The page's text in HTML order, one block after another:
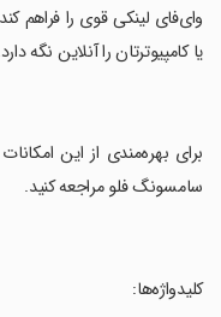
وای‌فای لینکی قوی را فراهم
یا کامپیوترتان را آنلاین نگه
‏برای بهره‌مندی از این
سامسونگ فلو مراجعه کنید.
‏کلیدواژه‌ها: